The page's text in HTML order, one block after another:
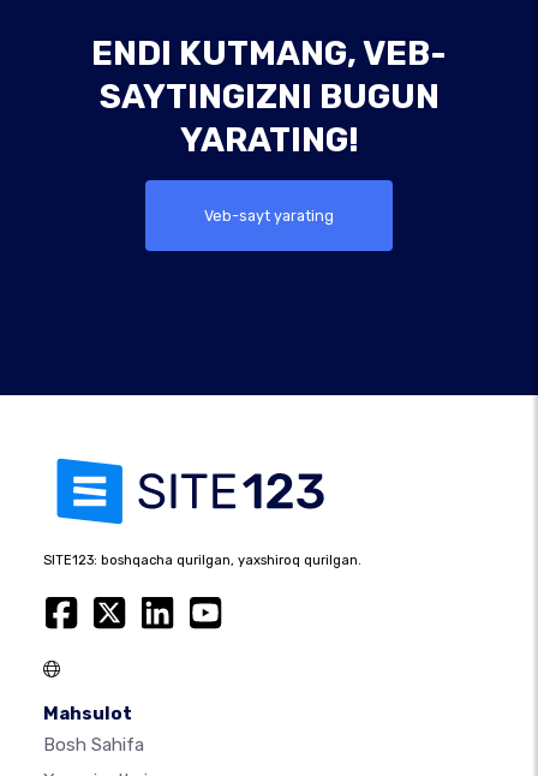
ENDI KUTMANG, VEB-
SAYTINGIZNI BUGUN
YARATING!
Veb-sayt yarating
SITE123: boshqacha qurilgan, yaxshiroq qurilgan.
Mahsulot
Bosh Sahifa